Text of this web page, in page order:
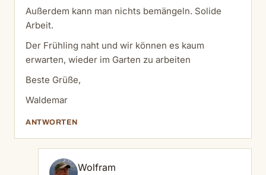
Außerdem kann man nichts bemängeln. Solide
Arbeit.
Der Frühling naht und wir können es kaum
erwarten, wieder im Garten zu arbeiten
Beste Grüße,
Waldemar
ANTWORTEN
Wolfram